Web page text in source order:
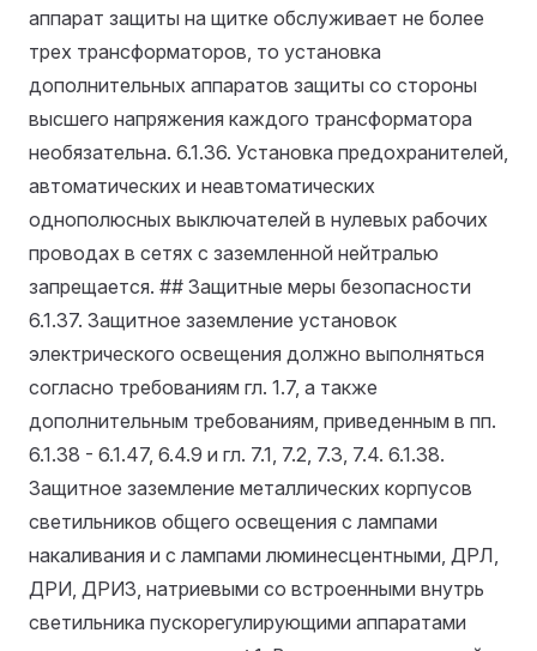
аппарат защиты на щитке обслуживает не более
трех трансформаторов, то установка
дополнительных аппаратов защиты со стороны
высшего напряжения каждого трансформатора
необязательна. 6.1.36. Установка предохранителей,
автоматических и неавтоматических
однополюсных выключателей в нулевых рабочих
проводах в сетях с заземленной нейтралью
запрещается. ## Защитные меры безопасности
6.1.37. Защитное заземление установок
электрического освещения должно выполняться
согласно требованиям гл. 1.7, а также
дополнительным требованиям, приведенным в пп.
6.1.38 - 6.1.47, 6.4.9 и гл. 7.1, 7.2, 7.3, 7.4. 6.1.38.
Защитное заземление металлических корпусов
светильников общего освещения с лампами
накаливания и с лампами люминесцентными, ДРЛ,
ДРИ, ДРИЗ, натриевыми со встроенными внутрь
светильника пускорегулирующими аппаратами